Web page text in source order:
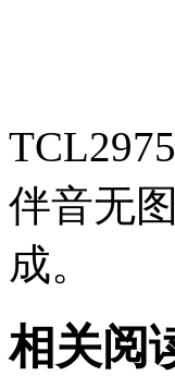
伴音无
成。
相关阅